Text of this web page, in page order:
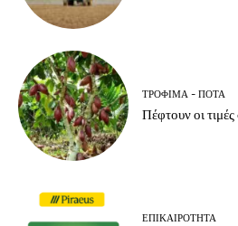
ΤΡΌΦΙΜΑ - ΠΟΤΆ
Πέφτουν οι
ΕΠΙΚΑΙΡΌΤΗΤΑ